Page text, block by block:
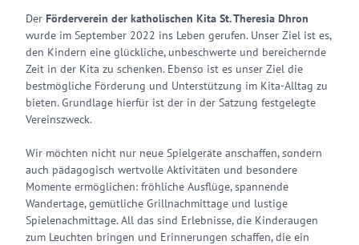
Der Förderverein der katholischen Kita St. Theresia Dhron
wurde im September 2022 ins Leben gerufen. Unser Ziel ist es,
den Kindern eine glückliche, unbeschwerte und bereichernde
Zeit in der Kita zu schenken. Ebenso ist es unser Ziel die
bestmögliche Förderung und Unterstützung im Kita-Alltag zu
bieten. Grundlage hierfür ist der in der Satzung festgelegte
Vereinszweck.
Wir möchten nicht nur neue Spielgeräte anschaffen, sondern
auch pädagogisch wertvolle Aktivitäten und besondere
Momente ermöglichen: fröhliche Ausflüge, spannende
Wandertage, gemütliche Grillnachmittage und lustige
Spielenachmittage. All das sind Erlebnisse, die Kinderaugen
zum Leuchten bringen und Erinnerungen schaffen, die ein